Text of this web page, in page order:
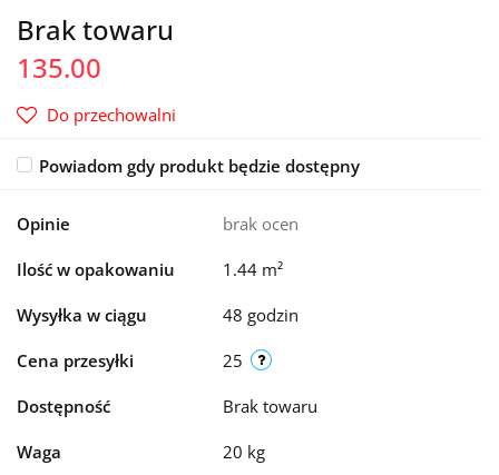
Brak towaru
135.00
Do przechowalni
Powiadom gdy produkt będzie dostępny
Opinie brak ocen
Ilość w opakowaniu 1.44 m²
Wysyłka w ciągu 48 godzin
Cena przesyłki 25
Dostępność Brak towaru
Waga 20 kg